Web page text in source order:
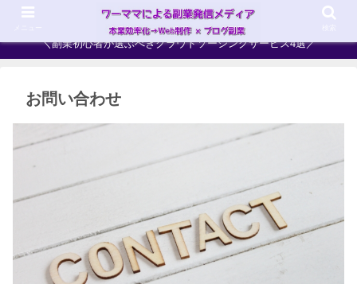
ワーママ×副業＝ハイブリッドママへ！最強の働き方を目指そう
＼副業初心者が選ぶべきクラウドソーシングサービス4選／
お問い合わせ